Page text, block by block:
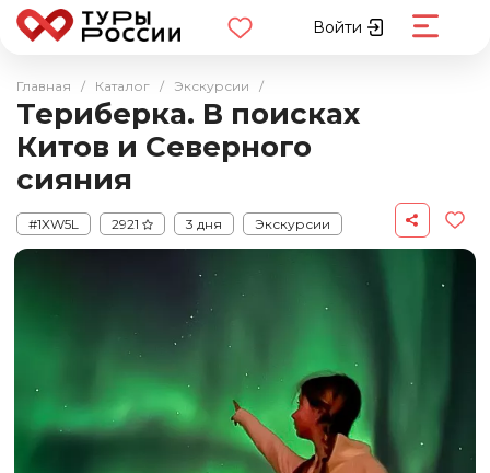
Войти
Главная / Каталог / Экскурсии /
Териберка. В поисках
Китов и Северного
сияния
#1XW5L 2921 3 дня
Экскурсии
Корпоративные
Фототуры
Авторские
Авиабилеты